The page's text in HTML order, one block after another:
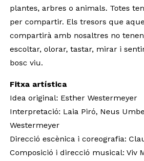
plantes, arbres o animals. Totes
per compartir. Els tresors que
compartirà amb nosaltres no
escoltar, olorar, tastar, mirar i
bosc viu.
Fitxa artística
Idea original: Esther Westermeyer
Interpretació: Laia Piró, Neus
Westermeyer
Direcció escènica i coreografia:
Composició i direcció musical: Viv